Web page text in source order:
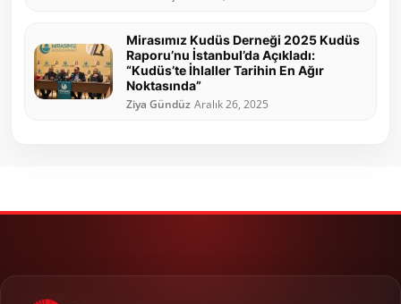
Mirasımız Kudüs Derneği 2025 Kudüs
Raporu’nu İstanbul’da Açıkladı:
“Kudüs’te İhlaller Tarihin En Ağır
Noktasında”
Ziya Gündüz Aralık 26, 2025